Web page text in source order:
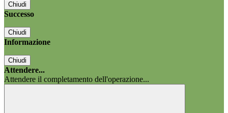
Chiudi
Successo
Chiudi
Informazione
Chiudi
Attendere...
Attendere il completamento dell'operazione...